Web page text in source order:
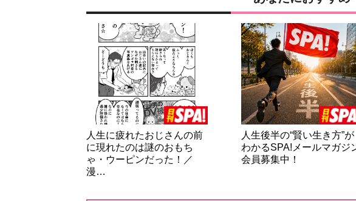
人生に疲れたおじさんの前
に現れたのは謎のおもち
ゃ・ウーピンだった！／
漫…
人生後半の“賢い生き方”が
わかるSPA!メールマガジ
会員募集中！